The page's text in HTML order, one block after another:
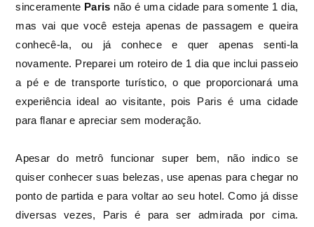
sinceramente Paris não é uma cidade para somente 1 dia,
mas vai que você esteja apenas de passagem e queira
conhecê-la, ou já conhece e quer apenas senti-la
novamente. Preparei um roteiro de 1 dia que inclui passeio
a pé e de transporte turístico, o que proporcionará uma
experiência ideal ao visitante, pois Paris é uma cidade
para flanar e apreciar sem moderação.
Apesar do metrô funcionar super bem, não indico se
quiser conhecer suas belezas, use apenas para chegar no
ponto de partida e para voltar ao seu hotel. Como já disse
diversas vezes, Paris é para ser admirada por cima.